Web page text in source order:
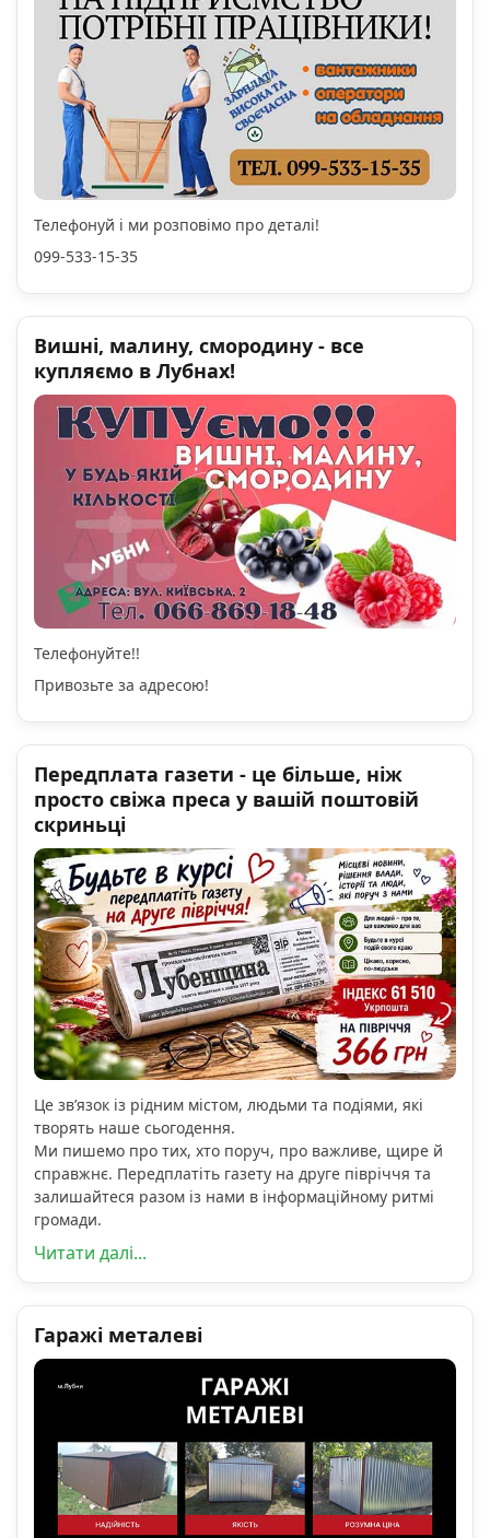
Телефонуй і ми розповімо про деталі!
099-533-15-35
Вишні, малину, смородину - все
купляємо в Лубнах!
Телефонуйте!!
Привозьте за адресою!
Передплата газети - це більше, ніж
просто свіжа преса у вашій поштовій
скриньці
Це зв’язок із рідним містом, людьми та подіями, які
творять наше сьогодення.
Ми пишемо про тих, хто поруч, про важливе, щире й
справжнє. Передплатіть газету на друге півріччя та
залишайтеся разом із нами в інформаційному ритмі
громади.
Читати далі...
Гаражі металеві